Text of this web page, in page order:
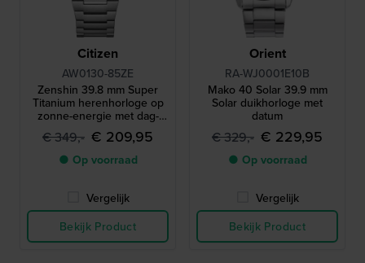
Citizen
AW0130-85ZE
Zenshin 39.8 mm Super
Titanium herenhorloge op
zonne-energie met dag-
datum
€ 349,- € 209,95
● Op voorraad
Vergelijk
Bekijk Product
Orient
RA-WJ0001E10B
Mako 40 Solar 39.9 mm
Solar duikhorloge met
datum
€ 329,- € 229,95
● Op voorraad
Vergelijk
Bekijk Product